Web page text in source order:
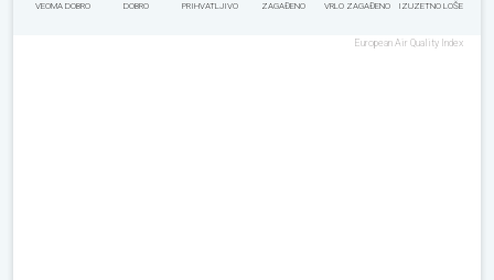
VEOMA DOBRO DOBRO PRIHVATLJIVO ZAGAĐENO VRLO ZAGAĐENO IZUZETNO LOŠE
European Air Quality Index